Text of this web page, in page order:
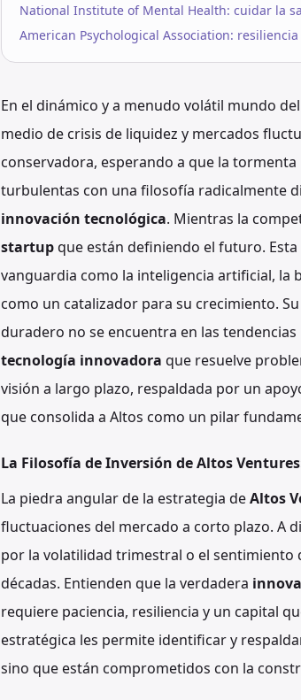
National Institute of Mental Health: cuidar la
American Psychological Association:
En el dinámico y a menudo volátil mundo
medio de crisis de liquidez y mercados
conservadora, esperando a que la tormenta
turbulentas con una filosofía radicalmente
innovación tecnológica. Mientras la
startupque están definiendo el futuro.
vanguardia como la inteligencia artificial, la
como un catalizador para su crecimiento.
duradero no se encuentra en las
tecnología innovadora que resuelve
visión a largo plazo, respaldada por un
que consolida a Altos como un pilar
La Filosofía de Inversión de Altos
La piedra angular de la estrategia deAltos
fluctuaciones del mercado a corto plazo. A
por la volatilidad trimestral o el sentimiento
décadas. Entienden que la verdadera
requiere paciencia, resiliencia y un capital
estratégica les permite identificar y
sino que están comprometidos con la